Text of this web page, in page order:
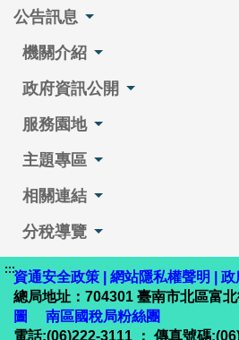
公告訊息
機關介紹
政府資訊公開
服務園地
主題專區
相關連結
分稅導覽
:::資通安全政策 網站隱私權聲明
政
總局地址：704301 臺南市北區富
圖
南區國稅局粉絲團
電話:(06)222-3111 ； 傳真號碼